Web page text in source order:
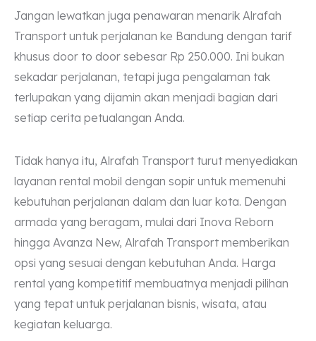
Jangan lewatkan juga penawaran menarik Alrafah
Transport untuk perjalanan ke Bandung dengan tarif
khusus door to door sebesar Rp 250.000. Ini bukan
sekadar perjalanan, tetapi juga pengalaman tak
terlupakan yang dijamin akan menjadi bagian dari
setiap cerita petualangan Anda.
Tidak hanya itu, Alrafah Transport turut menyediakan
layanan rental mobil dengan sopir untuk memenuhi
kebutuhan perjalanan dalam dan luar kota. Dengan
armada yang beragam, mulai dari Inova Reborn
hingga Avanza New, Alrafah Transport memberikan
opsi yang sesuai dengan kebutuhan Anda. Harga
rental yang kompetitif membuatnya menjadi pilihan
yang tepat untuk perjalanan bisnis, wisata, atau
kegiatan keluarga.